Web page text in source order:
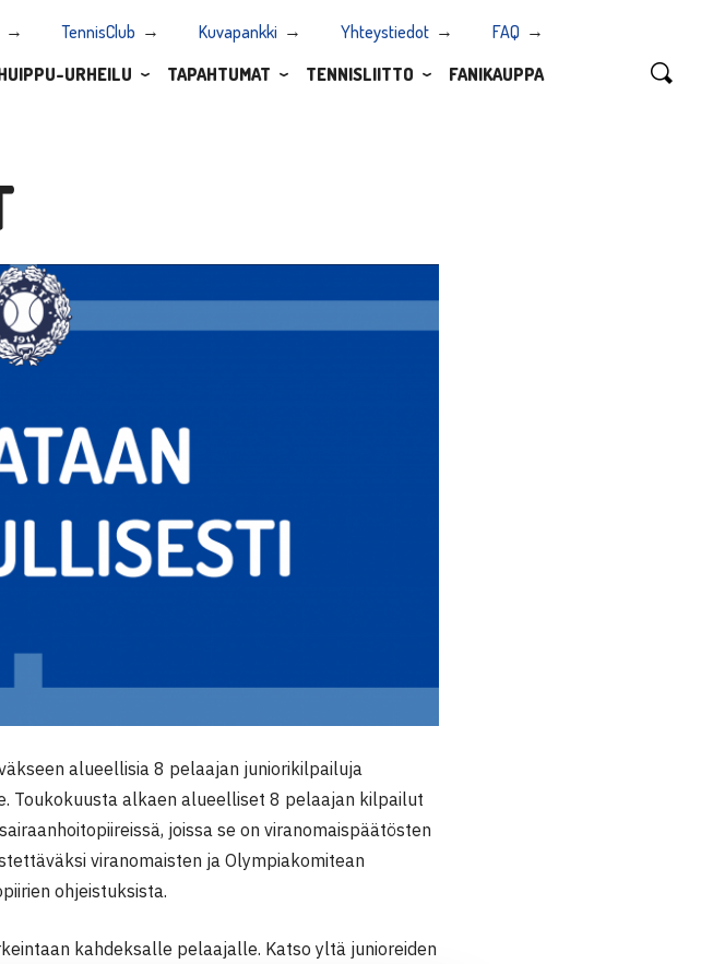
TennisClub Kuvapankki Yhteystiedot
FAQ
URHEILU TAPAHTUMAT TENNISLIITTO FANIKAUPPA
alueellisia 8 pelaajan juniorikilpailuja
Toukokuusta alkaen alueelliset 8 pelaajan kilpailut
joissa se on viranomaispäätösten
viranomaisten ja Olympiakomitean
ohjeistuksista.
kahdeksalle pelaajalle. Katso yltä junioreiden